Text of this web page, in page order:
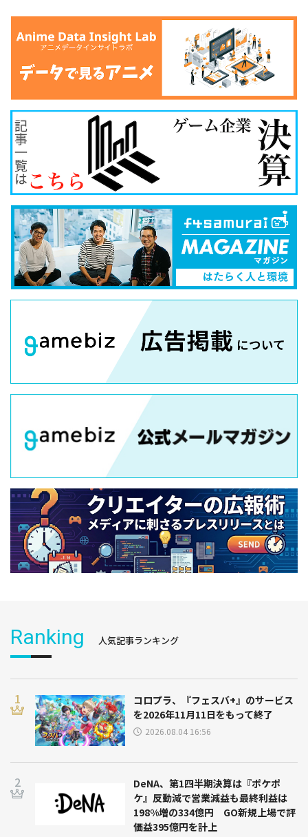
Ranking 人気記事ランキング
コロプラ、『フェスバ+』のサービス
を2026年11月11日をもって終了
2026.08.04 16:56
DeNA、第1四半期決算は『ポケポ
ケ』反動減で営業減益も最終利益は
198%増の334億円 GO新規上場で評
価益395億円を計上